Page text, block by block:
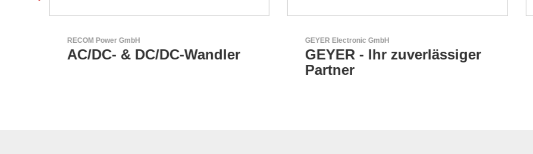
GEYER Electronic GmbH
GEYER - Ihr zuverlässiger
N&H Technology GmbH
HMI-Komponenten nach
Maß